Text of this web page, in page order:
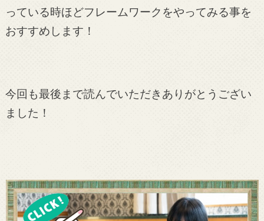
っている時ほどフレームワークをやってみる事を
おすすめします！
今回も最後まで読んでいただきありがとうござい
ました！